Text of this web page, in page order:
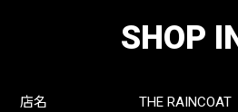
SHOP
店名
THE RAINCOAT